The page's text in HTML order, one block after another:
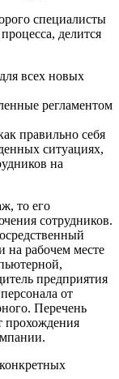
специалисты
делится
всех новых
регламентом
правильно себя
ситуациях,
на
то его
сотрудников.
на рабочем месте
предприятия
от
Перечень
прохождения